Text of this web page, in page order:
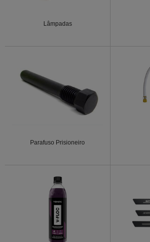
Lâmpadas
Parafuso Prisioneiro